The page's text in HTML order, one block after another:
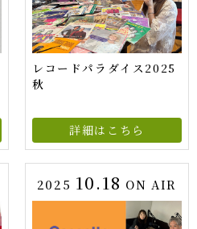
レコードパラダイス2025
秋
詳細はこちら
2025 10.18 ON AIR